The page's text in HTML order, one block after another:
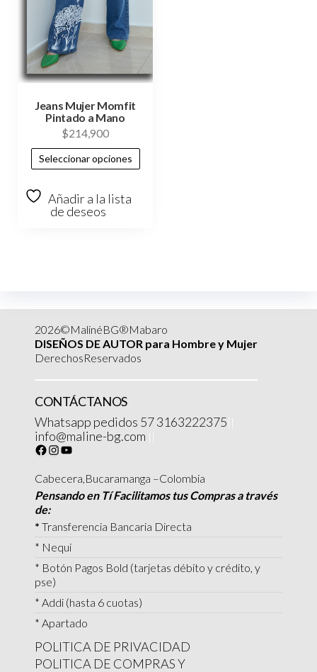
Jeans Mujer Momfit
Pintado a Mano
$214,900
Seleccionar opciones
Añadir a la lista
de deseos
2026©MalinéBG®Mabaro
DISEÑOS DE AUTOR para Hombre y Mujer
DerechosReservados
CONTÁCTANOS
Whatsapp pedidos 57 3163222375
info@maline-bg.com
Cabecera,Bucaramanga –Colombia
Pensando en Tí Facilitamos tus Compras a través
de:
* Transferencia Bancaria Directa
* Nequi
* Botón Pagos Bold (tarjetas débito y crédito, y
pse)
* Addi (hasta 6 cuotas)
* Apartado
POLITICA DE PRIVACIDAD
POLITICA DE COMPRAS Y